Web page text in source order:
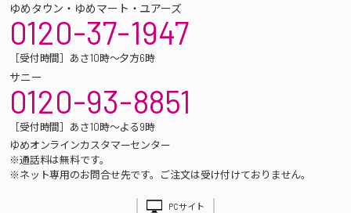
ゆめタウン・ゆめマート・ユアーズ
0120-37-1947
［受付時間］あさ10時～夕方6時
サニー
0120-93-8851
［受付時間］あさ10時～よる9時
ゆめオンラインカスタマーセンター
※通話料は無料です。
※ネット専用のお問合せ先です。ご注文は受け付けておりません。
PCサイト